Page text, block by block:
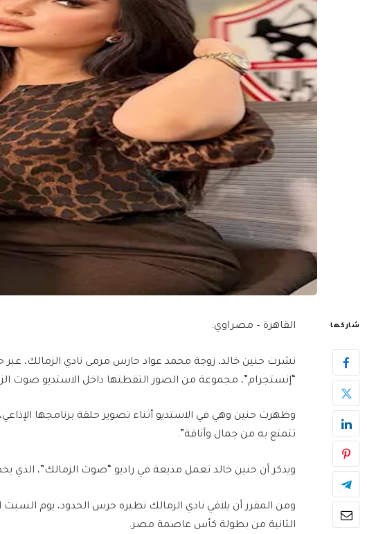
شاركها القاهرة – مصراوي:
نشرت حنين خالد، زوجة محمد عواد حارس مرمى نادي الزمالك،
“إنستجرام”، مجموعة من الصور التقطتها داخل الاستديو صوت
وظهرت حنين وهي في الاستديو أثناء تصوير حلقة برنامجها
تتمتع به من جمال وأناقة”.
ويذكر أن حنين خالد تعمل مذيعة في راديو “صوت الزمالك”، الذي
الثانية من بطولة كأس عاصمة مصر.